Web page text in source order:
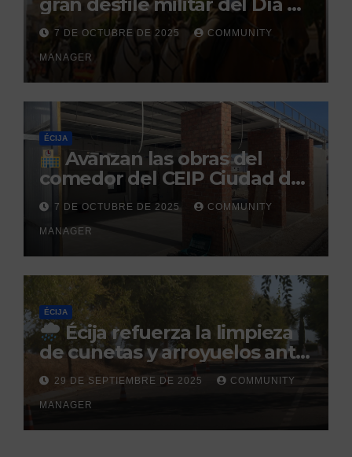
gran desfile militar del Día de
la Hispanidad organizado por
el Centro Militar de Cría
Caballar
7 DE OCTUBRE DE 2025 COMMUNITY
MANAGER
ÉCIJA
Avanzan las obras del
comedor del CEIP Ciudad del
Sol: su finalización está
prevista para finales de 2025
7 DE OCTUBRE DE 2025 COMMUNITY
MANAGER
ÉCIJA
Écija refuerza la limpieza
de cunetas y arroyuelos ante
la llegada de las lluvias
otoñales
29 DE SEPTIEMBRE DE 2025 COMMUNITY
MANAGER